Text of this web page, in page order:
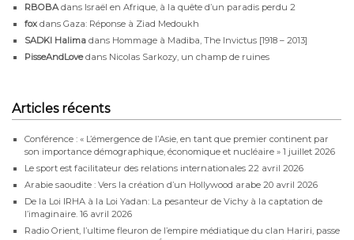
RBOBA dans Israël en Afrique, à la quête d’un paradis perdu 2
fox dans Gaza: Réponse à Ziad Medoukh
SADKI Halima dans Hommage à Madiba, The Invictus [1918 – 2013]
PisseAndLovedans Nicolas Sarkozy, un champ de ruines
Articles récents
Conférence : « L’émergence de l’Asie, en tant que premier continent par
son importance démographique, économique et nucléaire » 1 juillet 2026
Le sport est facilitateur des relations internationales 22 avril 2026
Arabie saoudite : Vers la création d’un Hollywood arabe 20 avril 2026
De la Loi IRHA à la Loi Yadan: La pesanteur de Vichy à la captation de
l’imaginaire. 16 avril 2026
Radio Orient, l’ultime fleuron de l’empire médiatique du clan Hariri, passe